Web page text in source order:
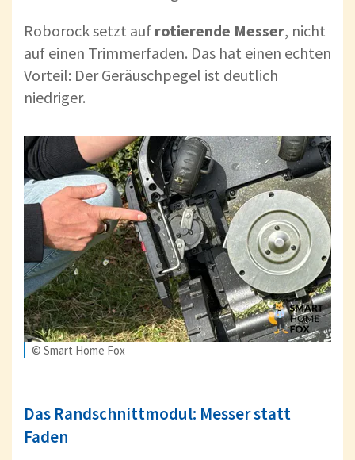
Roborock setzt auf rotierende Messer, nicht
auf einen Trimmerfaden. Das hat einen echten
Vorteil: Der Geräuschpegel ist deutlich
niedriger.
© Smart Home Fox
Das Randschnittmodul: Messer statt
Faden